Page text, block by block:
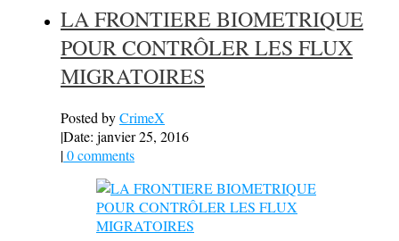
LA FRONTIERE BIOMETRIQUE
POUR CONTRÔLER LES FLUX
MIGRATOIRES
Posted byCrimeX
|Date: janvier 25, 2016
|0 comments